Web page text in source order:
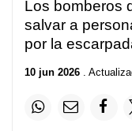
Los bomberos
salvar a
por la
10 jun 2026 .